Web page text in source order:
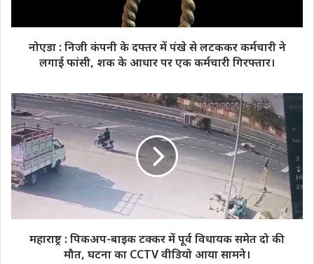
से
लटककर
कर्मचारी
फांसी,
शक
के
आधार
पर
एक
कर्मचारी
नोएडा : निजी कंपनी के दफ्तर में पंखे से लटककर कर्मचारी ने
लगाई फांसी, शक के आधार पर एक कर्मचारी गिरफ्तार।
महाराष्ट्र
:
पिकअप-
बाइक
टक्कर
में
पूर्व
समेत
महाराष्ट्र : पिकअप-बाइक टक्कर में पूर्व विधायक समेत दो की
मौत, घटना का CCTV वीडियो आया सामने।